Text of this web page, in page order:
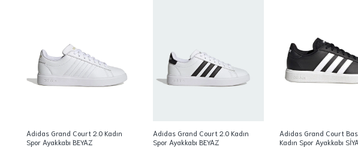
Adidas Grand Court 2.0 Kadın
Spor Ayakkabı BEYAZ
Adidas Grand Court 2.0 Kadın
Spor Ayakkabı BEYAZ
Adidas Grand Court
Kadın Spor Ayakkabı